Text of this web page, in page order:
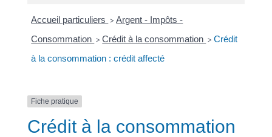
Accueil particuliers > Argent - Impôts -
Consommation > Crédit à la consommation > Crédit
à la consommation : crédit affecté
Fiche pratique
Crédit à la consommation